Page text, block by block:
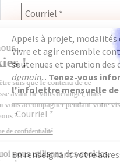
En renseignant votre
consentez à recevoir
Seligmann,
confidentialité. Il vous
désabonner à tout
Appels à projet, modalités
Vivre et agir ensemble
soutenues et parution des
demain... Tenez-vous
l'infolettre mensuelle de
En renseignant votre